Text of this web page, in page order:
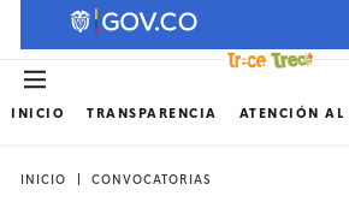
INICIO TRANSPARENCIA ATENCIÓN
INICIO CONVOCATORIAS